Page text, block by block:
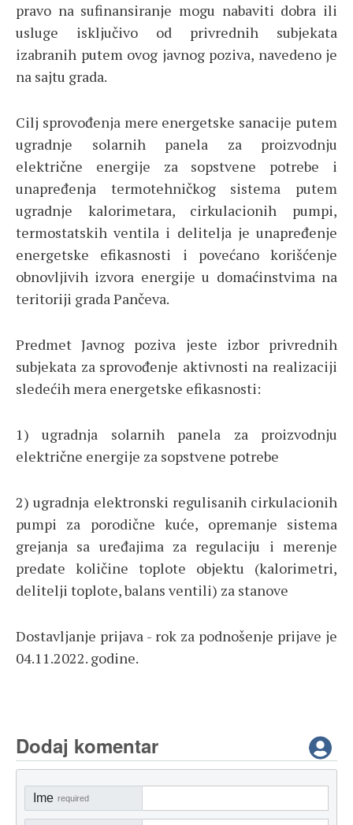
pravo na sufinansiranje mogu nabaviti dobra ili
usluge isključivo od privrednih subjekata
izabranih putem ovog javnog poziva, navedeno je
na sajtu grada.
Cilj sprovođenja mere energetske sanacije putem
ugradnje solarnih panela za proizvodnju
električne energije za sopstvene potrebe i
unapređenja termotehničkog sistema putem
ugradnje kalorimetara, cirkulacionih pumpi,
termostatskih ventila i delitelja je unapređenje
energetske efikasnosti i povećano korišćenje
obnovljivih izvora energije u domaćinstvima na
teritoriji grada Pančeva.
Predmet Javnog poziva jeste izbor privrednih
subjekata za sprovođenje aktivnosti na realizaciji
sledećih mera energetske efikasnosti:
1) ugradnja solarnih panela za proizvodnju
električne energije za sopstvene potrebe
2) ugradnja elektronski regulisanih cirkulacionih
pumpi za porodične kuće, opremanje sistema
grejanja sa uređajima za regulaciju i merenje
predate količine toplote objektu (kalorimetri,
delitelji toplote, balans ventili) za stanove
Dostavljanje prijava - rok za podnošenje prijave je
04.11.2022. godine.
Dodaj komentar
Ime required